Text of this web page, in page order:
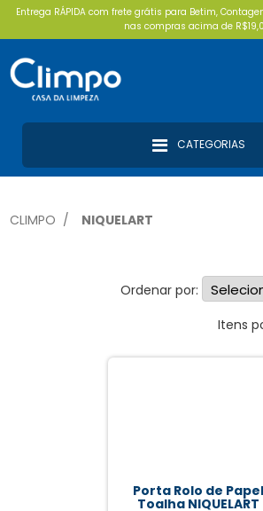
Entrega RÁPIDA com frete grátis para Betim,
nas compras acima de
CATEGORIAS
CLIMPO NIQUELART
Ordenar por:
Itens
Porta Rolo de Papel
Toalha NIQUELART